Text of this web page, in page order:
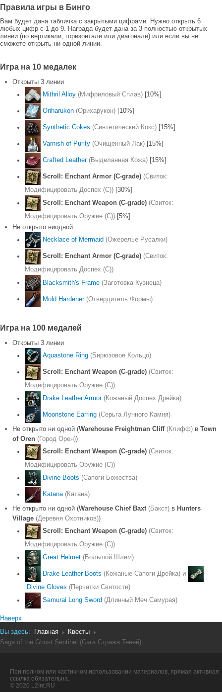
Правила игры в Бинго
Вам будет дана табличка с закрытыми цифрами. Нужно открыть 6
любых цифр с 1 до 9. Награда будет дана за 3 полностью открытых
линии (по вертикали, горизонтали или диагонали) или если вы не
сможете открыть ни одной линии.
Игра на 10 медалек
Открыты 3 линии
Mithril Alloy (Мифриловый Сплав) [10%]
Oriharukon (Орихарукон) [10%]
Synthetic Cokes (Синтетический Кокс) [15%]
Varnish of Purity (Очищенный Лак) [15%]
Crafted Leather (Выделанная Кожа) [15%]
Scroll: Enchant Armor (C-grade) (Свиток:
Модифицировать Доспех (С)) [30%]
Scroll: Enchant Weapon (C-grade) (Свиток:
Модифицировать Оружие (С)) [5%]
Не открыто ниодной
Necklace of Mermaid (Ожерелье Русалки)
Scroll: Enchant Armor (C-grade) (Свиток:
Модифицировать Доспех (С))
Blacksmith's Frame (Заготовка Кузнеца)
Mold Hardener (Отвердитель Формы)
Игра на 100 медалей
Открыты 3 линии
Aquastone Ring (Бирюзовое Кольцо)
Scroll: Enchant Weapon (C-grade) (Свиток:
Модифицировать Оружие (С))
Drake Leather Armor (Кожаный Доспех Дрейка)
Moonstone Earring (Серьга Лунного Камня)
Не открыто ни одной (Warehouse Freightman Cliff (Клифф) в Town
of Oren (Город Орен))
Scroll: Enchant Weapon (C-grade) (Свиток:
Модифицировать Оружие (С))
Divine Boots (Сапоги Божества)
Katana (Катана)
Не открыто ни одной (Warehouse Chief Baxt (Бакст) в Hunters
Village (Деревня Охотников))
Scroll: Enchant Weapon (C-grade) (Свиток:
Модифицировать Оружие (С))
Great Helmet (Большой Шлем)
Drake Leather Boots (Кожаные Сапоги Дрейка) и
Divine Gloves (Перчатки Святости)
Samurai Long Sword (Длинный Меч Самурая)
Наверх
Вы здесь:
Главная
Квесты
Saga of the Ghost Sentinel (Сага Стража Теней)
При полном или частичном использовании материалов, прямая активная
ссылка обязательна.
© 2020 L2Int.RU